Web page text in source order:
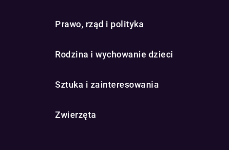
Prawo, rząd i polityka
Rodzina i wychowanie dzieci
Sztuka i zainteresowania
Zwierzęta